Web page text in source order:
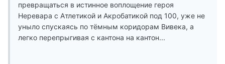
превращаться в истинное воплощение героя
Неревара с Атлетикой и Акробатикой под 100, уже не
уныло спускаясь по тёмным коридорам Вивека, а
легко перепрыгивая с кантона на кантон...